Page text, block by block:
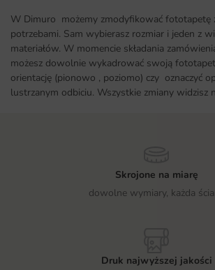
W Dimuro możemy zmodyfikować fototapetę
potrzebami. Sam wybierasz rozmiar i jeden z
materiałów. W momencie składania
możesz dowolnie wykadrować swoją
orientację (pionowo , poziomo) czy oznaczyć
lustrzanym odbiciu. Wszystkie zmiany widzisz
Skrojone na miarę
dowolne wymiary, każda
Druk najwyższej jakości